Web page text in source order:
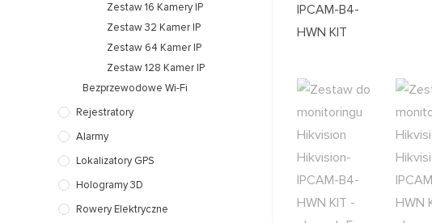
Zestaw 16 Kamery IP
Zestaw 32 Kamer IP
Zestaw 64 Kamer IP
Zestaw 128 Kamer IP
Bezprzewodowe Wi-Fi
Rejestratory
Alarmy
Lokalizatory GPS
Hologramy 3D
Rowery Elektryczne